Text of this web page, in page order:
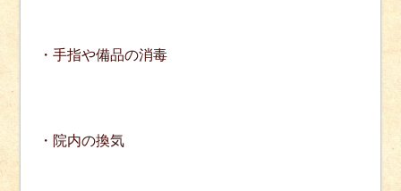
・手指や備品の消毒
・院内の換気